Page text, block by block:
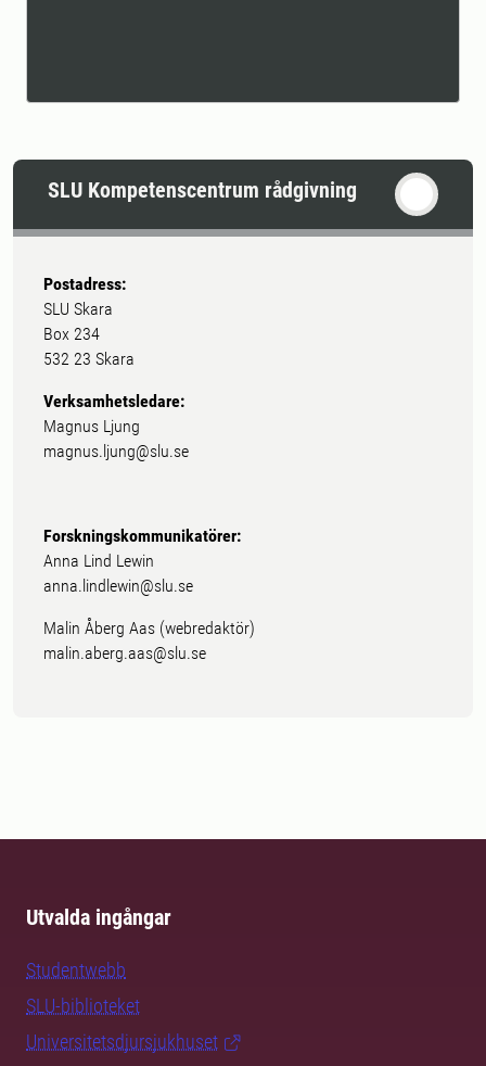
SLU Kompetenscentrum rådgivning
Postadress:
SLU Skara
Box 234
532 23 Skara
Verksamhetsledare:
Magnus Ljung
magnus.ljung@slu.se
Forskningskommunikatörer:
Anna Lind Lewin
anna.lindlewin@slu.se
Malin Åberg Aas (webredaktör)
malin.aberg.aas@slu.se
Utvalda ingångar
Studentwebb
SLU-biblioteket
Universitetsdjursjukhuset